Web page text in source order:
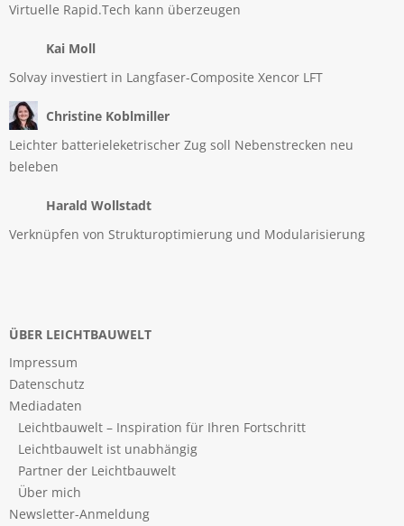
Virtuelle Rapid.Tech kann überzeugen
Kai Moll
Solvay investiert in Langfaser-Composite Xencor LFT
Christine Koblmiller
Leichter batterieleketrischer Zug soll Nebenstrecken neu
beleben
Harald Wollstadt
Verknüpfen von Strukturoptimierung und Modularisierung
ÜBER LEICHTBAUWELT
Impressum
Datenschutz
Mediadaten
Leichtbauwelt – Inspiration für Ihren Fortschritt
Leichtbauwelt ist unabhängig
Partner der Leichtbauwelt
Über mich
Newsletter-Anmeldung